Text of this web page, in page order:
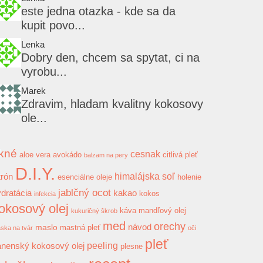
este jedna otazka - kde sa da
kupit povo...
Lenka
Dobry den, chcem sa spytat, ci na
vyrobu...
Marek
Zdravim, hladam kvalitny kokosovy
ole...
aloe vera avokádo balzam na pery cesnak citlivá pleť
D.I.Y. esenciálne oleje himalájska soľ holenie
infekcia jablčný ocot kakao kokos
olej kukuričný škrob káva mandľový olej
na tvár maslo mastná pleť med návod orechy oči
kokosový olej peeling plesne pleť